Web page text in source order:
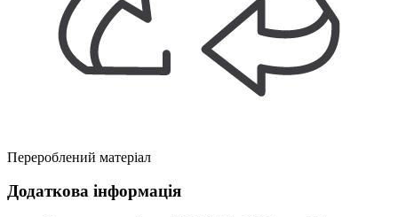
Перероблений матеріал
Додаткова інформація